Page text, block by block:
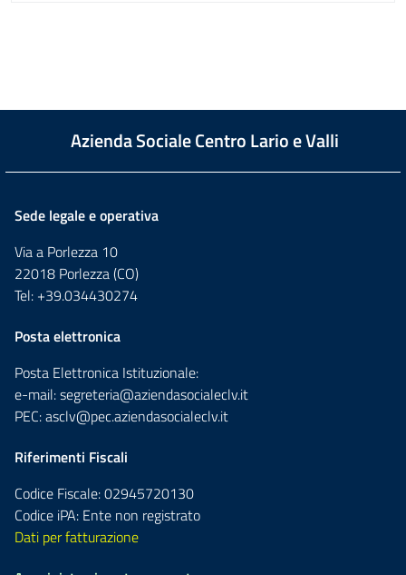
Azienda Sociale Centro Lario e Valli
Sede legale e operativa
Via a Porlezza 10
22018 Porlezza (CO)
Tel: +39.034430274
Posta elettronica
Posta Elettronica Istituzionale:
e-mail:segreteria@aziendasocialeclv.it
PEC:asclv@pec.aziendasocialeclv.it
Riferimenti Fiscali
Codice Fiscale: 02945720130
Codice iPA: Ente non registrato
Dati per fatturazione